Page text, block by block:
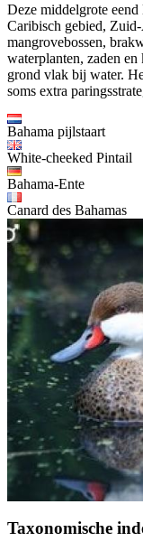
Deze middelgrote
Caribisch gebied,
mangrovebossen,
waterplanten, zaden
grond vlak bij water.
soms extra
Bahama pijlstaart
White-cheeked Pintail
Bahama-Ente
Canard des Bahamas
Taxonomische